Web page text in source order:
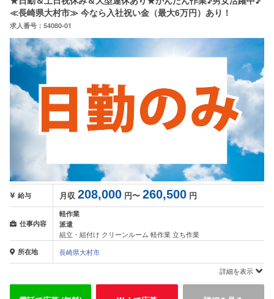
≪長崎県大村市≫ 今なら入社祝い金（最大6万円）あり！
求人番号：54080-01
給与 月収 208,000 円〜 260,500 円
仕事内容
軽作業
派遣
組立・組付け クリーンルーム 軽作業 立ち作業
所在地
長崎県大村市
詳細を表示